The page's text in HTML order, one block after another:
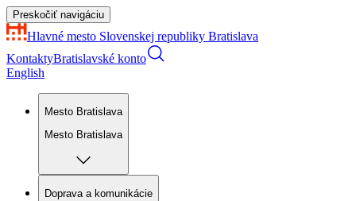
Preskočiť navigáciu
Hlavné mesto Slovenskej republiky Bratislava
KontaktyBratislavské konto
English
Mesto Bratislava
Mesto Bratislava
Doprava a komunikácie